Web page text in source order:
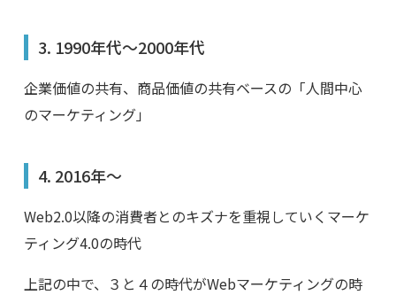
3. 1990年代〜2000年代
企業価値の共有、商品価値の共有ベースの「人間中心
のマーケティング」
4. 2016年〜
Web2.0以降の消費者とのキズナを重視していくマーケ
ティング4.0の時代
上記の中で、３と４の時代がWebマーケティングの時